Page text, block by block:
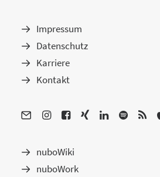
Impressum
Datenschutz
Karriere
Kontakt
nuboWiki
nuboWork